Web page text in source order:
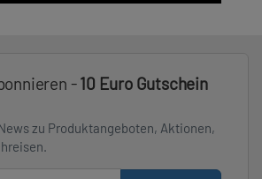
-10 Euro Gutschein
zu Produktangeboten, Aktionen,